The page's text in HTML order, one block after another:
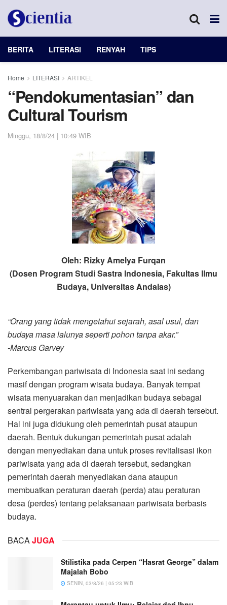
BERITA LITERASI RENYAH TIPS
Home LITERASI ARTIKEL
“Pendokumentasian” dan
Cultural Tourism
Minggu, 18/8/24 | 10:49 WIB
Oleh: Rizky Amelya Furqan
(Dosen Program Studi Sastra Indonesia, Fakultas Ilmu
Budaya, Universitas Andalas)
“Orang yang tidak mengetahui sejarah, asal usul, dan
budaya masa lalunya seperti pohon tanpa akar.”
-Marcus Garvey
Perkembangan pariwisata di Indonesia saat ini sedang
masif dengan program wisata budaya. Banyak tempat
wisata menyuarakan dan menjadikan budaya sebagai
sentral pergerakan pariwisata yang ada di daerah tersebut.
Hal ini juga didukung oleh pemerintah pusat ataupun
daerah. Bentuk dukungan pemerintah pusat adalah
dengan menyediakan dana untuk proses revitalisasi ikon
pariwisata yang ada di daerah tersebut, sedangkan
pemerintah daerah menyediakan dana ataupun
membuatkan peraturan daerah (perda) atau peraturan
desa (perdes) tentang pelaksanaan pariwisata berbasis
budaya.
BACAJUGA
Stilistika pada Cerpen “Hasrat George” dalam
Majalah Bobo
SENIN, 03/8/26 | 05:23 WIB